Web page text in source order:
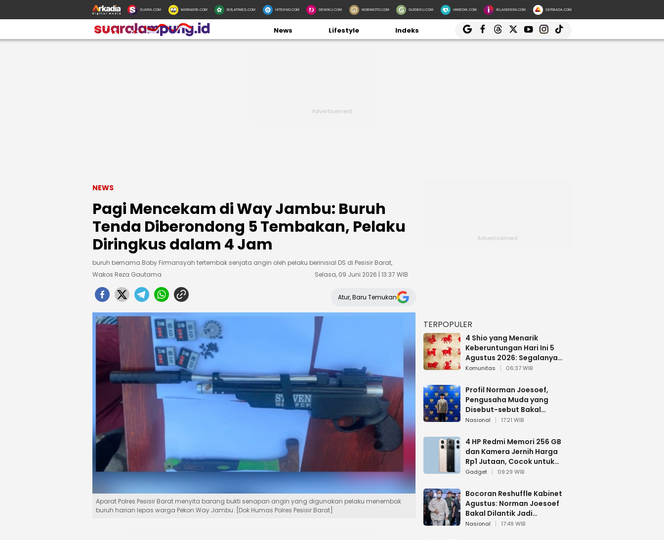
SUARA.COM MATAMATA.COM BOLATIMES.COM HITEKNO.COM DEWIKU.COM MOBIMOTO.COM GUIDEKU.COM HIMEDIK.COM IKLANDISINI.COM SERBADA.COM
News Lifestyle Indeks
NEWS
Pagi Mencekam di Way Jambu: Buruh
Tenda Diberondong 5 Tembakan, Pelaku
Diringkus dalam 4 Jam
buruh bernama Boby Firmansyah tertembak senjata angin oleh pelaku berinisial DS di Pesisir Barat,
Wakos Reza Gautama
Selasa, 09 Juni 2026 | 13:37 WIB
Atur, Baru Temukan
Aparat Polres Pesisir Barat menyita barang bukti senapan angin yang digunakan pelaku menembak
buruh harian lepas warga Pekon Way Jambu. [Dok Humas Polres Pesisir Barat]
TERPOPULER
4 Shio yang Menarik
Keberuntungan Hari Ini 5
Agustus 2026: Segalanya
Berjalan Lancar
Komunitas 06:37 WIB
Profil Norman Joesoef,
Pengusaha Muda yang
Disebut-sebut Bakal
Dilantik Jadi Wamenhan RI
Nasional 17:21 WIB
4 HP Redmi Memori 256 GB
dan Kamera Jernih Harga
Rp1 Jutaan, Cocok untuk
Multitasking
Gadget 09:29 WIB
Bocoran Reshuffle Kabinet
Agustus: Norman Joesoef
Bakal Dilantik Jadi
Wamenhan RI
Nasional 17:49 WIB